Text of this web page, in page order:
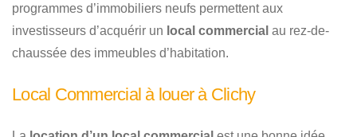
programmes d’immobiliers neufs permettent aux
investisseurs d’acquérir un local commercial au rez-de-
chaussée des immeubles d’habitation.
Local Commercial à louer à Clichy